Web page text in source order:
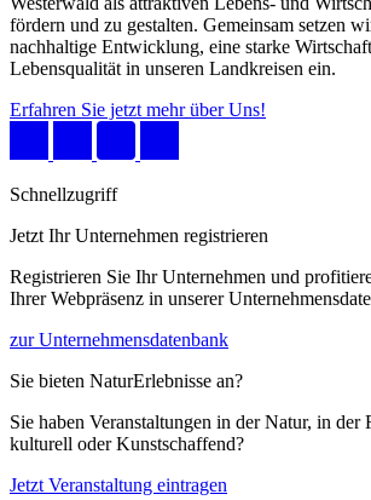
fördern und zu gestalten. Gemeinsam setzen
nachhaltige Entwicklung, eine starke
Lebensqualität in unseren Landkreisen ein.
Erfahren Sie jetzt mehr über Uns!
Schnellzugriff
Jetzt Ihr Unternehmen registrieren
Registrieren Sie Ihr Unternehmen und
Ihrer Webpräsenz in unserer
zur Unternehmensdatenbank
Sie bieten NaturErlebnisse an?
Sie haben Veranstaltungen in der Natur, in der
kulturell oder Kunstschaffend?
Jetzt Veranstaltung eintragen